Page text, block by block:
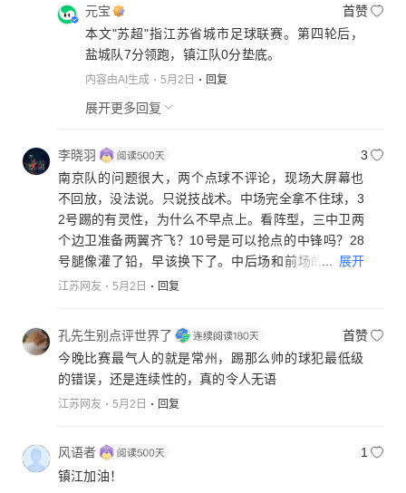
元宝
首赞
本文"苏超"指江苏省城市足球联赛。第四轮后，
盐城队7分领跑，镇江队0分垫底。
内容由AI生成 5月2日 回复
展开更多回复
李晓羽
3
南京队的问题很大，两个点球不评论，现场大屏幕也
不回放，没法说。只说技战术。中场完全拿不住球，3
2号踢的有灵性，为什么不早点上。看阵型，三中卫两
个边卫准备两翼齐飞？10号是可以抢点的中锋吗？28
号腿像灌了铅，早该换下了。中后场和前场的衔接问
题太大，边锋（边卫）一拿球常州起码三个人围上来
到，南京像样的射门基本没有，要不是VAR裁判，恐
怕1:1到终场了。第一个主场打成这个鬼样子，实在是
差。
展开
江苏网友 5月2日 回复
孔先生别点评世界了
首赞
今晚比赛最气人的就是常州，踢那么帅的球犯最低级
的错误，还是连续性的，真的令人无语
江苏网友 5月2日 回复
风语者
1
镇江加油！